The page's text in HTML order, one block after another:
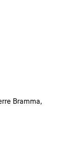
Bramma,